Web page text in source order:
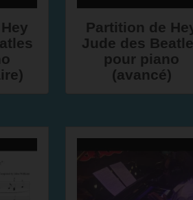
Partition de
Jude des
pour piano
(avancé)